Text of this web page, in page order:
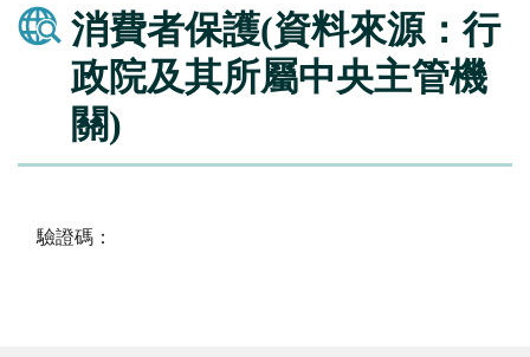
消費者保護(資料來源：行
政院及其所屬中央主管機
關)
驗證碼：